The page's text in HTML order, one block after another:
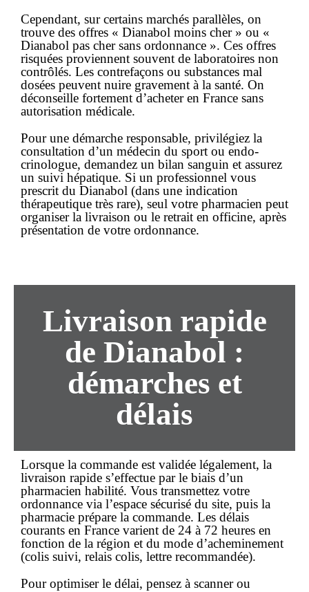
Cependant, sur certains marchés parallèles, on
trouve des offres « Dianabol moins cher » ou «
Dianabol pas cher sans ordonnance ». Ces offres
risquées proviennent souvent de laboratoires non
contrôlés. Les contrefaçons ou substances mal
dosées peuvent nuire gravement à la santé. On
déconseille fortement d’acheter en France sans
autorisation médicale.
Pour une démarche responsable, privilégiez la
consultation d’un médecin du sport ou endo­
crinologue, demandez un bilan sanguin et assurez
un suivi hépatique. Si un professionnel vous
prescrit du Dianabol (dans une indication
thérapeutique très rare), seul votre pharmacien peut
organiser la livraison ou le retrait en officine, après
présentation de votre ordonnance.
Livraison rapide
de Dianabol :
démarches et
délais
Lorsque la commande est validée légalement, la
livraison rapide s’effectue par le biais d’un
pharmacien habilité. Vous transmettez votre
ordonnance via l’espace sécurisé du site, puis la
pharmacie prépare la commande. Les délais
courants en France varient de 24 à 72 heures en
fonction de la région et du mode d’acheminement
(colis suivi, relais colis, lettre recommandée).
Pour optimiser le délai, pensez à scanner ou